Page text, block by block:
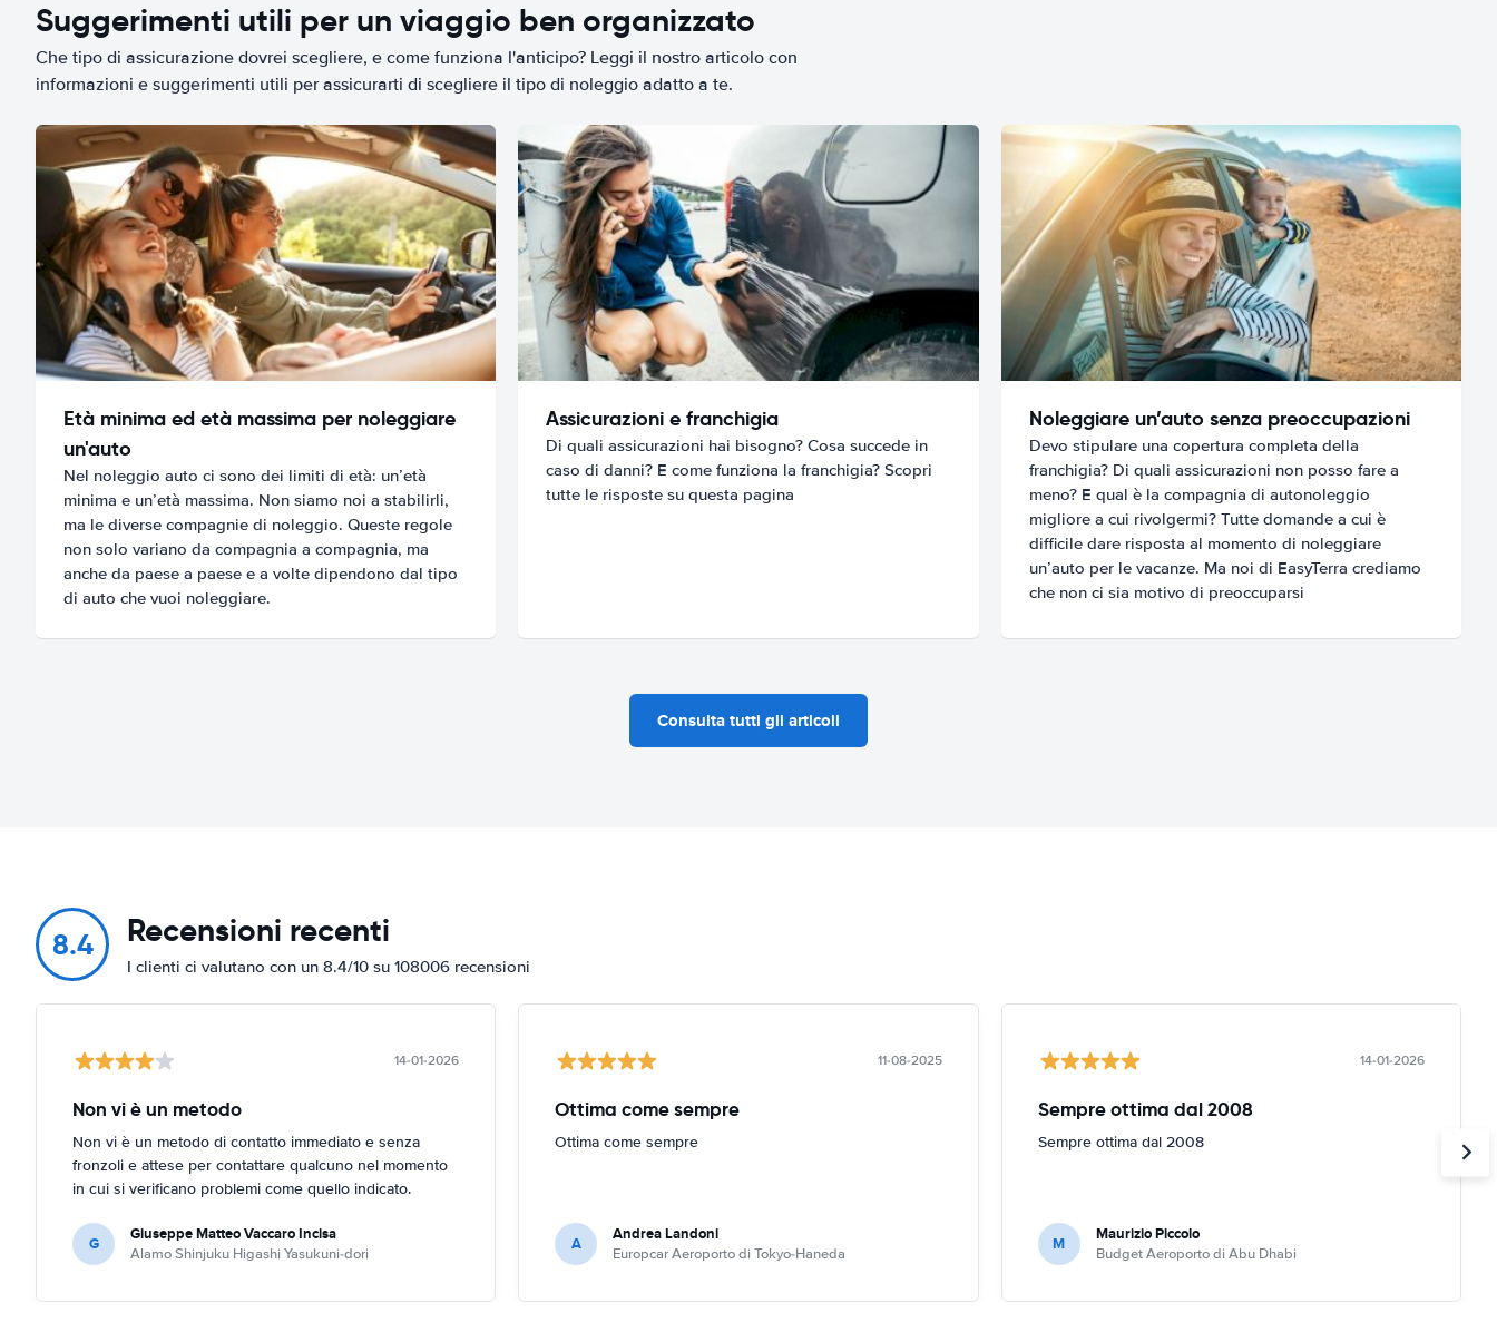
Suggerimenti utili per un viaggio ben organizzato
Che tipo di assicurazione dovrei scegliere, e come funziona l'anticipo? Leggi il nostro articolo con
informazioni e suggerimenti utili per assicurarti di scegliere il tipo di noleggio adatto a te.
Età minima ed età massima per noleggiare
un'auto
Nel noleggio auto ci sono dei limiti di età: un’età
minima e un’età massima. Non siamo noi a stabilirli,
ma le diverse compagnie di noleggio. Queste regole
non solo variano da compagnia a compagnia, ma
anche da paese a paese e a volte dipendono dal tipo
di auto che vuoi noleggiare.
Assicurazioni e franchigia
Di quali assicurazioni hai bisogno? Cosa succede in
caso di danni? E come funziona la franchigia? Scopri
tutte le risposte su questa pagina
Noleggiare un’auto senza preoccupazioni
Devo stipulare una copertura completa della
franchigia? Di quali assicurazioni non posso fare a
meno? E qual è la compagnia di autonoleggio
migliore a cui rivolgermi? Tutte domande a cui è
difficile dare risposta al momento di noleggiare
un’auto per le vacanze. Ma noi di EasyTerra crediamo
che non ci sia motivo di preoccuparsi
Consulta tutti gli articoli
8.4 Recensioni recenti
I clienti ci valutano con un 8.4/10 su 108006 recensioni
14-01-2026
Non vi è un metodo
Non vi è un metodo di contatto immediato e senza
fronzoli e attese per contattare qualcuno nel momento
in cui si verificano problemi come quello indicato.
G Giuseppe Matteo Vaccaro Incisa
Alamo Shinjuku Higashi Yasukuni-dori
11-08-2025
Ottima come sempre
Ottima come sempre
A Andrea Landoni
Europcar Aeroporto di Tokyo-Haneda
14-01-2026
Sempre ottima dal 2008
Sempre ottima dal 2008
M Maurizio Piccolo
Budget Aeroporto di Abu Dhabi